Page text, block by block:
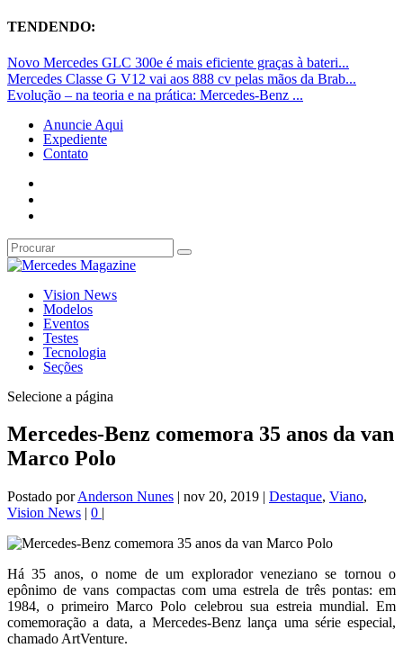
TENDENDO:
Novo Mercedes GLC 300e é mais eficiente graças à bateri...
Mercedes Classe G V12 vai aos 888 cv pelas mãos da Brab...
Evolução – na teoria e na prática: Mercedes-Benz ...
Anuncie Aqui
Expediente
Contato
Vision News
Modelos
Eventos
Testes
Tecnologia
Seções
Selecione a página
Mercedes-Benz comemora 35 anos da van
Marco Polo
Postado porAnderson Nunes | nov 20, 2019 | Destaque, Viano,
Vision News | 0 |
Há 35 anos, o nome de um explorador veneziano se tornou o
epônimo de vans compactas com uma estrela de três pontas: em
1984, o primeiro Marco Polo celebrou sua estreia mundial. Em
comemoração a data, a Mercedes-Benz lança uma série especial,
chamado ArtVenture.